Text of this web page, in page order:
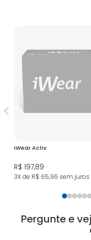
iWear Activ
R$ 197,89
3X de R$ 65,96 sem juros
Pergunte e